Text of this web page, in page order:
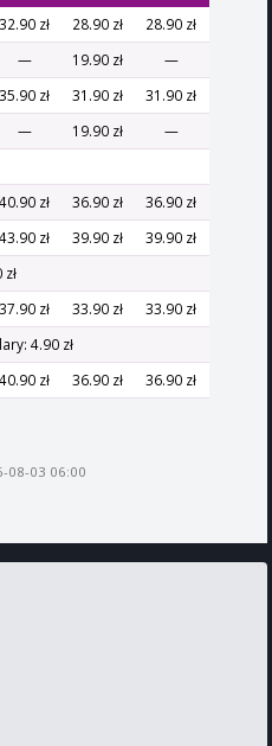
32.90 zł 28.90 zł
28.90 zł
— 19.90 zł
—
35.90 zł 31.90 zł
31.90 zł
— 19.90 zł
—
40.90 zł 36.90 zł
36.90 zł
43.90 zł 39.90 zł
39.90 zł
37.90 zł 33.90 zł
33.90 zł
4.90 zł
40.90 zł 36.90 zł 36.90 zł
08-03 06:00